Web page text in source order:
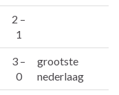
2 –
1
3 –
0
grootste
nederlaag